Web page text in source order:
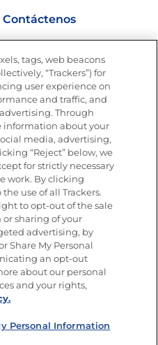
Contáctenos
Goya®
Ofertas Especiales y
REDES SOCIALES
tags, web beacons
“Trackers”) for
user experience on
and traffic, and
Through
information about your
media, advertising,
“Reject” below, we
for strictly necessary
work. By clicking
use of all Trackers.
to opt-out of the sale
sharing of your
advertising, by
Share My Personal
an opt-out
about our personal
and your rights,
Personal Information